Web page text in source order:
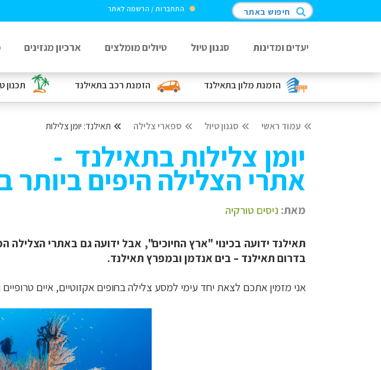
הזמנת מלוןבתאילנד הזמנת רכבבתאילנד תכנון
התחברות / הרשמה לאתר חיפוש באתר
יעדים ומדינות סגנון טיול טיולים מומלצים ארכיון מגזינים
עמוד ראשי סגנון טיול ספארי צלילה תאילנד: יומן צלילות
יומן צלילות בתאילנד -
אתרי הצלילה היפים ביותר
מאת: ניסים טורקיה
תאילנד ידועה בכינוי "ארץ החיוכים", אבל ידועה גם באתרי
בדרום תאילנד – בים אנדמן ובמפרץ תאילנד.
אני מזמין אתכם לצאת יחד עימי למסע צלילה בחופים אקזוטיים, איים